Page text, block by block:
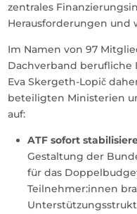
zentrales
Herausforderungen und
Im Namen von 97
Dachverband berufliche
Eva Skergeth-Lopič
beteiligten Ministerien
auf:
ATF sofort
Gestaltung der
für das
Teilnehmer:innen